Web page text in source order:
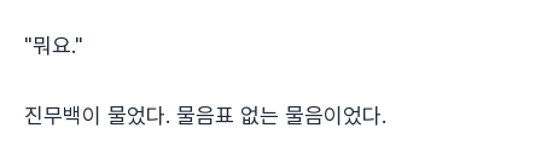
"뭐요."
진무백이 물었다. 물음표 없는 물음이었다.